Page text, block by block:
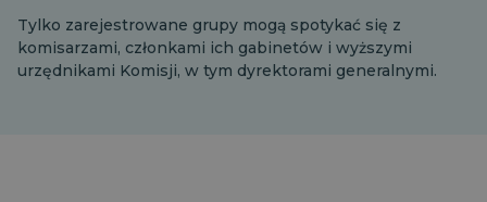
Tylko zarejestrowane grupy mogą spotykać się z
komisarzami, członkami ich gabinetów i wyższymi
urzędnikami Komisji, w tym dyrektorami generalnymi.